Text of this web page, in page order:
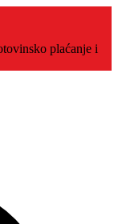
plaćanje i